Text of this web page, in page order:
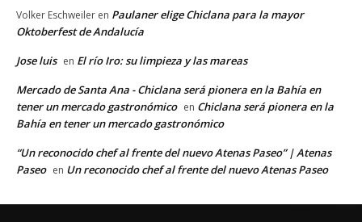
Volker Eschweiler en Paulaner elige Chiclana para la mayor
Oktoberfest de Andalucía
Jose luis en El río Iro: su limpieza y las mareas
Mercado de Santa Ana - Chiclana será pionera en la Bahía en
tener un mercado gastronómico en Chiclana será pionera en la
Bahía en tener un mercado gastronómico
“Un reconocido chef al frente del nuevo Atenas Paseo” | Atenas
Paseo en Un reconocido chef al frente del nuevo Atenas Paseo